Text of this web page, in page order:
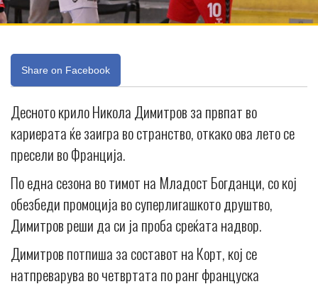
Share on Facebook
Десното крило Никола Димитров за првпат во
кариерата ќе заигра во странство, откако ова лето се
пресели во Франција.
По една сезона во тимот на Младост Богданци, со кој
обезбеди промоција во суперлигашкото друштво,
Димитров реши да си ја проба среќата надвор.
Димитров потпиша за составот на Корт, кој се
натпреварува во четвртата по ранг француска